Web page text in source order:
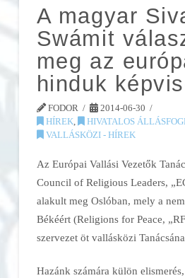
A magyar
Swámit
meg az
hinduk
FODOR
2014-06-30
HÍREK, HIVATALOS
VALLÁSKÖZI - HÍREK
Az Európai Vallási Vezetők
Council of Religious Leaders,
alakult meg Oslóban, mely a
Békéért (Religions for Peace,
szervezet öt vallásközi
Hazánk számára külön